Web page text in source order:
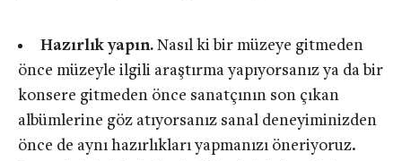
Hazırlık yapın.Nasıl ki bir müzeye gitmeden
önce müzeyle ilgili araştırma yapıyorsanız ya da bir
konsere gitmeden önce sanatçının son çıkan
albümlerine göz atıyorsanız sanal deneyiminizden
önce de aynı hazırlıkları yapmanızı öneriyoruz.